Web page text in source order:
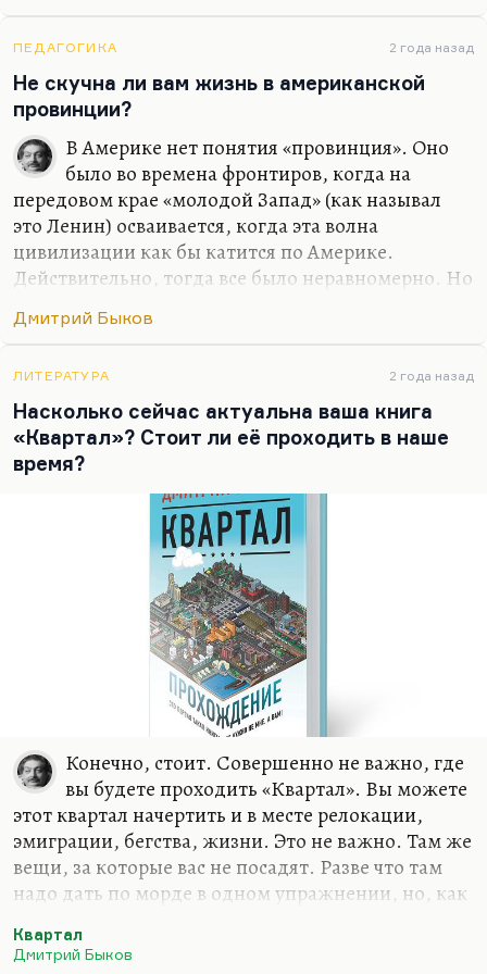
сожалению, любовных историй в современной
России в современном кино. Понимаете, всех
ведь обычно занимает история гендерной
идентичности, которая, по-моему, совсем
неинтересна. Людей занимает проблема как
совместить, условно говоря, секс и отношения.
Как в «Интиме», например: возможен ли секс
без…
ПЕДАГОГИКА 2 года назад
Не скучна ли вам жизнь в американской
провинции?
В Америке нет понятия «провинция». Оно
было во времена фронтиров, когда на
передовом крае «молодой Запад» (как называл
это Ленин) осваивается, когда эта волна
цивилизации как бы катится по Америке.
Действительно, тогда все было неравномерно. Но
примерно сельской. Стоит проехать три минуты,
почти центре города. Соответственно, ощущения
провинции у меня нет потому, что я ведь всегда
жил, очень много времени проводил в Чепелеве,
на даче своей. Или в «Березках», любимом
пансионате. И у меня ровно такой же пейзаж
здесь, ровно с теми же грибами. Но проблема в
том, что до Чепелева час ехать, а иногда и два, в
Дмитрий Быков
ЛИТЕРАТУРА 2 года назад
Насколько сейчас актуальна ваша книга
«Квартал»? Стоит ли её проходить в наше
время?
Конечно, стоит. Совершенно не важно, где
вы будете проходить «Квартал». Вы можете
этот квартал начертить и в месте релокации,
эмиграции, бегства, жизни. Это не важно. Там же
вещи, за которые вас не посадят. Разве что там
надо дать по морде в одном упражнении, но, как
ведь проходится с единственной целью –
Квартал
Дмитрий Быков